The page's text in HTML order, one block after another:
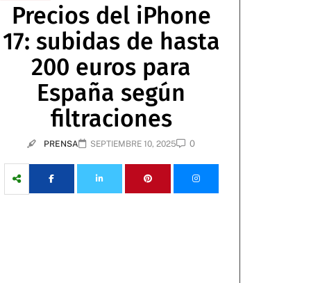
Precios del iPhone
17: subidas de hasta
200 euros para
España según
filtraciones
PRENSA SEPTIEMBRE 10, 2025 0